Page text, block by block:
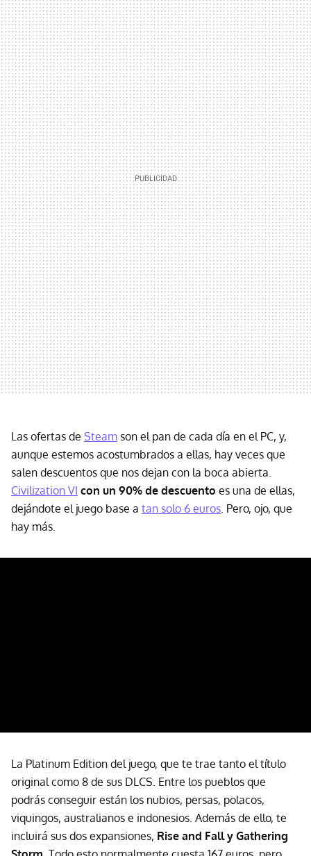
Las ofertas de Steam son el pan de cada día en el PC, y,
aunque estemos acostumbrados a ellas, hay veces que
salen descuentos que nos dejan con la boca abierta.
Civilization VI con un 90% de descuento es una de ellas,
dejándote el juego base a tan solo 6 euros . Pero, ojo, que
hay más.
La Platinum Edition del juego, que te trae tanto el título
original como 8 de sus DLCS. Entre los pueblos que
podrás conseguir están los nubios, persas, polacos,
viquingos, australianos e indonesios. Además de ello, te
incluirá sus dos expansiones, Rise and Fall y Gathering